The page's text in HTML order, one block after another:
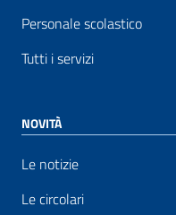
Personale scolastico
Tutti i servizi
NOVITÀ
Le notizie
Le circolari